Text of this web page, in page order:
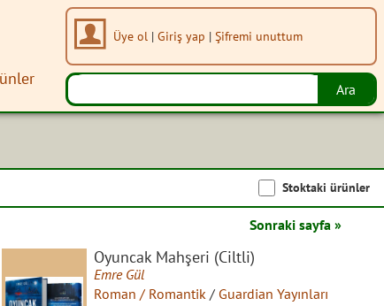
Üye ol | Giriş yap | Şifremi unuttum
Stoktaki ürünler
Sonraki sayfa »
Oyuncak Mahşeri (Ciltli)
Emre Gül
Roman / Romantik / Guardian Yayınları